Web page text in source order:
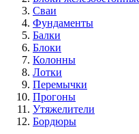
Сваи
Фундаменты
Балки
Блоки
Колонны
Лотки
Перемычки
Прогоны
Утяжелители
Бордюры